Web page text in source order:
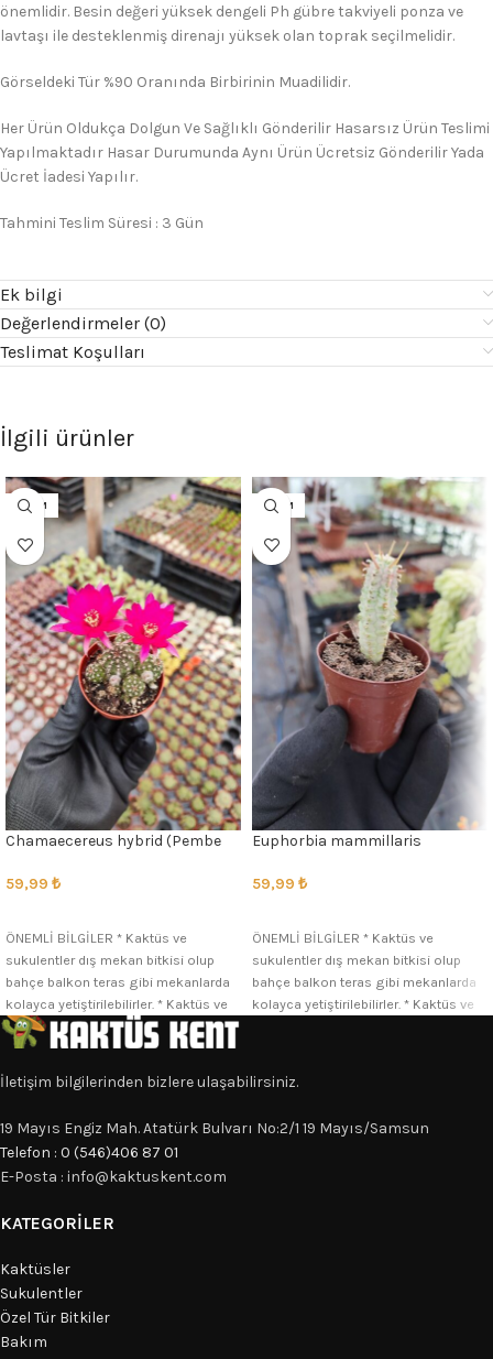
önemlidir. Besin değeri yüksek dengeli Ph gübre takviyeli ponza ve
lavtaşı ile desteklenmiş direnajı yüksek olan toprak seçilmelidir.
Görseldeki Tür %90 Oranında Birbirinin Muadilidir.
Her Ürün Oldukça Dolgun Ve Sağlıklı Gönderilir Hasarsız Ürün Teslimi
Yapılmaktadır Hasar Durumunda Aynı Ürün Ücretsiz Gönderilir Yada
Ücret İadesi Yapılır.
Tahmini Teslim Süresi : 3 Gün
Ek bilgi
Değerlendirmeler (0)
Teslimat Koşulları
İlgili ürünler
5.5CM
Chamaecereus hybrid (Pembe
59,99 ₺
ÖNEMLİ BİLGİLER * Kaktüs ve
sukulentler dış mekan bitkisi olup
bahçe balkon teras gibi mekanlarda
kolayca yetiştirilebilirler. * Kaktüs ve
5.5CM
Euphorbia mammillaris
59,99 ₺
ÖNEMLİ BİLGİLER * Kaktüs ve
sukulentler dış mekan bitkisi olup
bahçe balkon teras gibi mekanlarda
kolayca yetiştirilebilirler. * Kaktüs ve
İletişim bilgilerinden bizlere ulaşabilirsiniz.
19 Mayıs Engiz Mah. Atatürk Bulvarı No:2/1 19 Mayıs/Samsun
Telefon : 0 (546)406 87 01
E-Posta : info@kaktuskent.com
KATEGORILER
Kaktüsler
Sukulentler
Özel Tür Bitkiler
Bakım